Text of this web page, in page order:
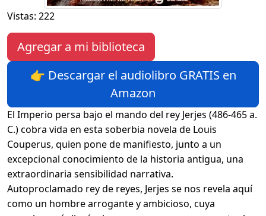
Vistas: 222
Agregar a mi biblioteca
👉 Descargar el audiolibro GRATIS en
Amazon
El Imperio persa bajo el mando del rey Jerjes (486-465 a.
C.) cobra vida en esta soberbia novela de Louis
Couperus, quien pone de manifiesto, junto a un
excepcional conocimiento de la historia antigua, una
extraordinaria sensibilidad narrativa.
Autoproclamado rey de reyes, Jerjes se nos revela aquí
como un hombre arrogante y ambicioso, cuya